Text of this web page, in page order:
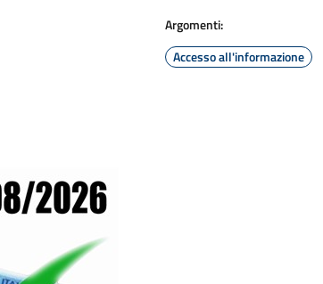
Argomenti:
Accesso all'informazione